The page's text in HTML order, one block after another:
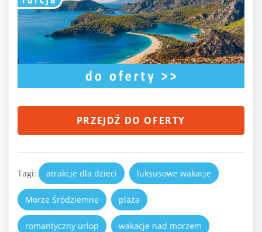
PRZEJDŹ DO OFERTY
Tagi: atrakcje dla dzieci luksusowe wakacje
Morze Śródziemne plaża
romantyczny urlop wakacje nad morzem